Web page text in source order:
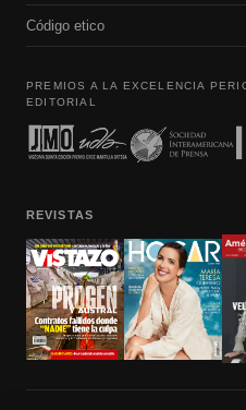
Código etico
PREMIOS A LA EXCELENCIA
EDITORIAL
REVISTAS